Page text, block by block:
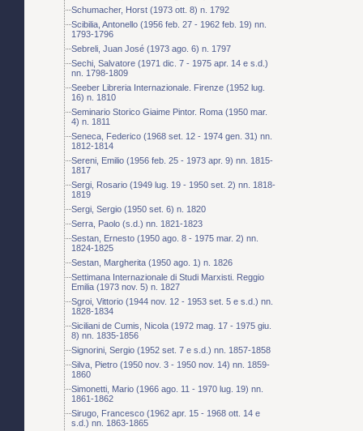
Schumacher, Horst (1973 ott. 8) n. 1792
Scibilia, Antonello (1956 feb. 27 - 1962 feb. 19) nn.
1793-1796
Sebreli, Juan José (1973 ago. 6) n. 1797
Sechi, Salvatore (1971 dic. 7 - 1975 apr. 14 e s.d.)
nn. 1798-1809
Seeber Libreria Internazionale. Firenze (1952 lug.
16) n. 1810
Seminario Storico Giaime Pintor. Roma (1950 mar.
4) n. 1811
Seneca, Federico (1968 set. 12 - 1974 gen. 31) nn.
1812-1814
Sereni, Emilio (1956 feb. 25 - 1973 apr. 9) nn. 1815-
1817
Sergi, Rosario (1949 lug. 19 - 1950 set. 2) nn. 1818-
1819
Sergi, Sergio (1950 set. 6) n. 1820
Serra, Paolo (s.d.) nn. 1821-1823
Sestan, Ernesto (1950 ago. 8 - 1975 mar. 2) nn.
1824-1825
Sestan, Margherita (1950 ago. 1) n. 1826
Settimana Internazionale di Studi Marxisti. Reggio
Emilia (1973 nov. 5) n. 1827
Sgroi, Vittorio (1944 nov. 12 - 1953 set. 5 e s.d.) nn.
1828-1834
Siciliani de Cumis, Nicola (1972 mag. 17 - 1975 giu.
8) nn. 1835-1856
Signorini, Sergio (1952 set. 7 e s.d.) nn. 1857-1858
Silva, Pietro (1950 nov. 3 - 1950 nov. 14) nn. 1859-
1860
Simonetti, Mario (1966 ago. 11 - 1970 lug. 19) nn.
1861-1862
Sirugo, Francesco (1962 apr. 15 - 1968 ott. 14 e
s.d.) nn. 1863-1865